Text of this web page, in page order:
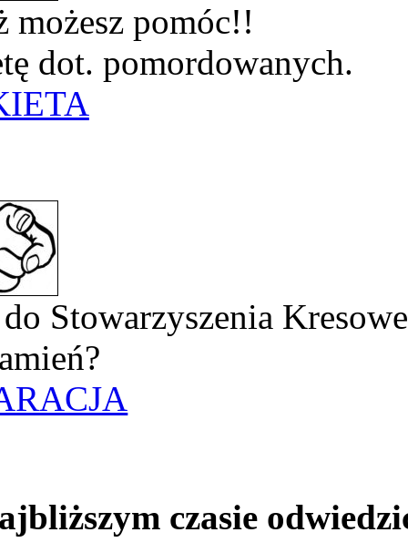
możesz pomóc!!
dot. pomordowanych.
Stowarzyszenia
czasie